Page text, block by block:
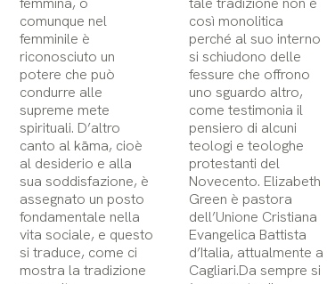
comunque nel
femminile è
riconosciuto un
potere che può
condurre alle
supreme mete
spirituali. D’altro
canto al kāma, cioè
al desiderio e alla
sua soddisfazione, è
assegnato un posto
fondamentale nella
vita sociale, e questo
si traduce, come ci
mostra la tradizione
così monolitica
perché al suo interno
si schiudono delle
fessure che offrono
uno sguardo altro,
come testimonia il
pensiero di alcuni
teologi e teologhe
protestanti del
Novecento. Elizabeth
Green è pastora
dell’Unione Cristiana
Evangelica Battista
d’Italia, attualmente a
Cagliari.Da sempre si